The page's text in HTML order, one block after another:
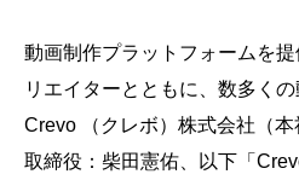
会社概要
動画制作プラットフォームを
リエイターとともに、数多く
Crevo （クレボ）株式会社（
取締役：柴田憲佑、以下「